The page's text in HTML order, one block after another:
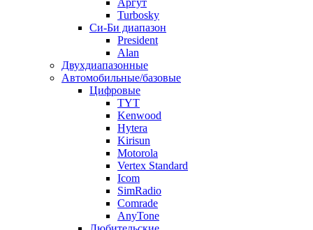
Turbosky
Си-Би диапазон
President
Alan
Двухдиапазонные
Автомобильные/базовые
Цифровые
TYT
Kenwood
Hytera
Kirisun
Motorola
Vertex Standard
Icom
SimRadio
Comrade
AnyTone